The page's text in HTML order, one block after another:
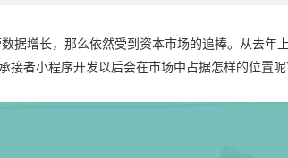
增长，那么依然受到资本市场的追捧。从去年
者小程序开发以后会在市场中占据怎样的位置呢